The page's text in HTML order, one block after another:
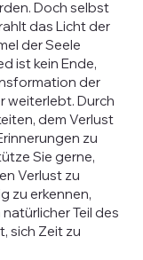
Doch selbst
das Licht der
der Seele
ist kein Ende,
der
weiterlebt. Durch
dem Verlust
zu
Sie gerne,
Verlust zu
zu erkennen,
Teil des
sich Zeit zu